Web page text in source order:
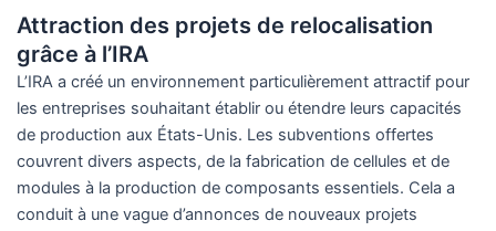
Attraction des projets de relocalisation
grâce à l’IRA
L’IRA a créé un environnement particulièrement attractif pour
les entreprises souhaitant établir ou étendre leurs capacités
de production aux États-Unis. Les subventions offertes
couvrent divers aspects, de la fabrication de cellules et de
modules à la production de composants essentiels. Cela a
conduit à une vague d’annonces de nouveaux projets